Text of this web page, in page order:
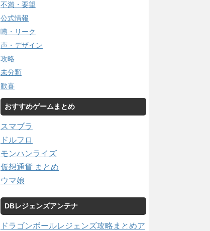
不満・要望
公式情報
噂・リーク
声・デザイン
攻略
未分類
歓喜
おすすめゲームまとめ
スマブラ
ドルフロ
モンハンライズ
仮想通貨 まとめ
ウマ娘
DBレジェンズアンテナ
ドラゴンボールレジェンズ攻略まとめア